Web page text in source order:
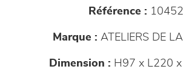
Référence : 10452
Marque : ATELIERS DE
Dimension : H97 x L220